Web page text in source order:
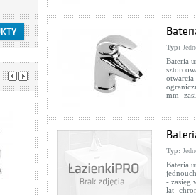
Typ:
Bateria
otwarcia
mm-
Typ:
Bateria
- zasięg
lat-